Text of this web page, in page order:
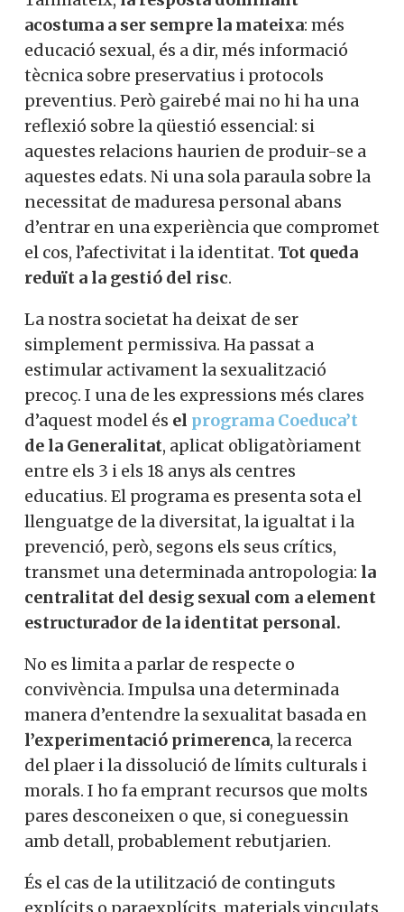
acostuma a ser sempre la mateixa: més
educació sexual, és a dir, més informació
tècnica sobre preservatius i protocols
preventius. Però gairebé mai no hi ha una
reflexió sobre la qüestió essencial: si
aquestes relacions haurien de produir-se a
aquestes edats. Ni una sola paraula sobre la
necessitat de maduresa personal abans
d’entrar en una experiència que compromet
el cos, l’afectivitat i la identitat. Tot queda
reduït a la gestió del risc.
La nostra societat ha deixat de ser
simplement permissiva. Ha passat a
estimular activament la sexualització
precoç. I una de les expressions més clares
d’aquest model és el programa Coeduca’t
de la Generalitat, aplicat obligatòriament
entre els 3 i els 18 anys als centres
educatius. El programa es presenta sota el
llenguatge de la diversitat, la igualtat i la
prevenció, però, segons els seus crítics,
transmet una determinada antropologia: la
centralitat del desig sexual com a element
estructurador de la identitat personal.
No es limita a parlar de respecte o
convivència. Impulsa una determinada
manera d’entendre la sexualitat basada en
l’experimentació primerenca, la recerca
del plaer i la dissolució de límits culturals i
morals. I ho fa emprant recursos que molts
pares desconeixen o que, si coneguessin
amb detall, probablement rebutjarien.
És el cas de la utilització de continguts
explícits o paraexplícits, materials vinculats